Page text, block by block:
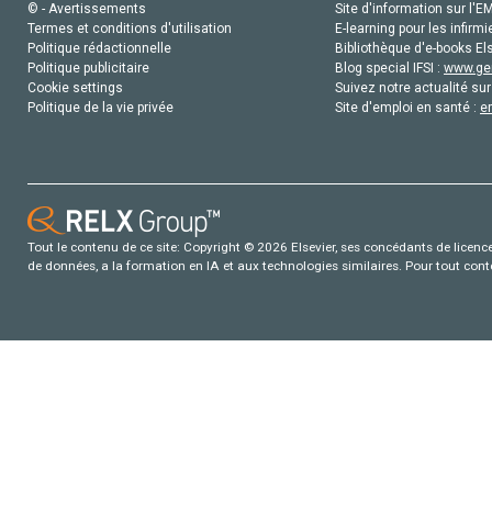
© - Avertissements
Termes et conditions d'utilisation
Politique rédactionnelle
Politique publicitaire
Cookie settings
Politique de la vie privée
Site d'information sur
E-learning pour les
Bibliothèque d'e-books
Blog special IFSI :
Suivez notre actualité
Site d'emploi en santé :
Tout le contenu de ce site: Copyright © 2026 Elsevier, ses concédants de
de données, a la formation en IA et aux technologies similaires. Pour tout